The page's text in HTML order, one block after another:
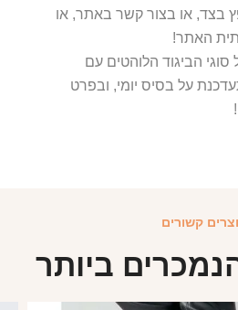
בצד, או בצור קשר באתר, או
האתר!
הביגוד הלוהטים עם
על בסיס יומי, ובפרט
קשורים
ביותר